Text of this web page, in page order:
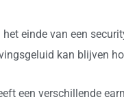
einde van een
kan blijven
een verschillende